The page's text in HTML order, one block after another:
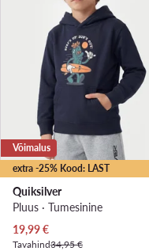
extra -25% Kood: LAST
Võimalus
Quiksilver
Pluus · Tumesinine
Praegune hind
19,99€
Tavahind34,95 €